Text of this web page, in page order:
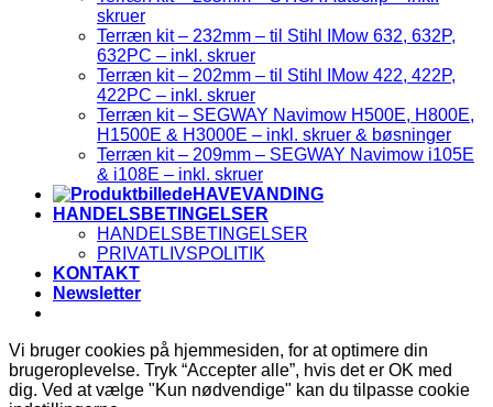
skruer
Terræn kit – 232mm – til Stihl IMow 632, 632P,
632PC – inkl. skruer
Terræn kit – 202mm – til Stihl IMow 422, 422P,
422PC – inkl. skruer
Terræn kit – SEGWAY Navimow H500E, H800E,
H1500E & H3000E – inkl. skruer & bøsninger
Terræn kit – 209mm – SEGWAY Navimow i105E
& i108E – inkl. skruer
HAVEVANDING
HANDELSBETINGELSER
HANDELSBETINGELSER
PRIVATLIVSPOLITIK
KONTAKT
Newsletter
Vi bruger cookies på hjemmesiden, for at optimere din
brugeroplevelse. Tryk “Accepter alle”, hvis det er OK med
dig. Ved at vælge "Kun nødvendige" kan du tilpasse cookie